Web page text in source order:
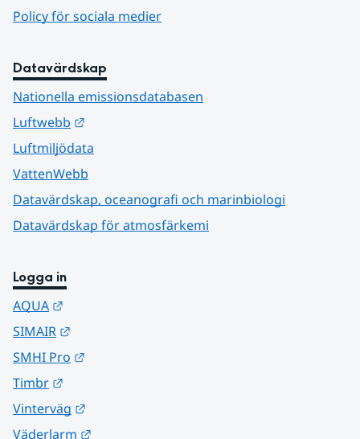
Policy för sociala medier
Datavärdskap
Nationella emissionsdatabasen
Luftwebb
Luftmiljödata
VattenWebb
Datavärdskap, oceanografi och marinbiologi
Datavärdskap för atmosfärkemi
Logga in
AQUA
SIMAIR
SMHI Pro
Timbr
Vinterväg
Väderlarm